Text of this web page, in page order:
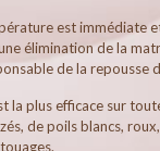
est immédiate
élimination de la
de la repousse
la plus efficace sur
de poils blancs,